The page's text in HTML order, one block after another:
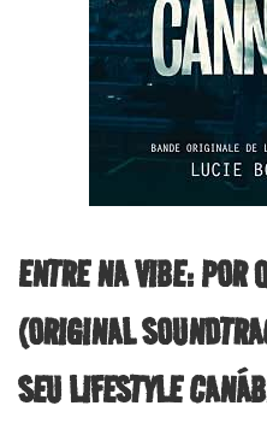
ENTRE NA VIBE: POR
(ORIGINAL
SEU LIFESTYLE